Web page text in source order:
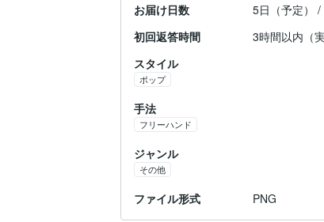
お届け日数
5日（予定） /
初回返答時間
3時間以内（実
スタイル
ポップ
手法
フリーハンド
ジャンル
その他
ファイル形式 PNG